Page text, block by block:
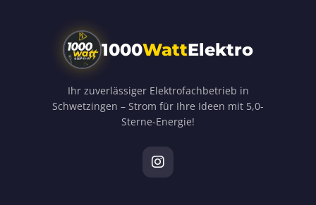
1000WattElektro
Ihr zuverlässiger Elektrofachbetrieb in
Schwetzingen – Strom für Ihre Ideen mit 5,0-
Sterne-Energie!